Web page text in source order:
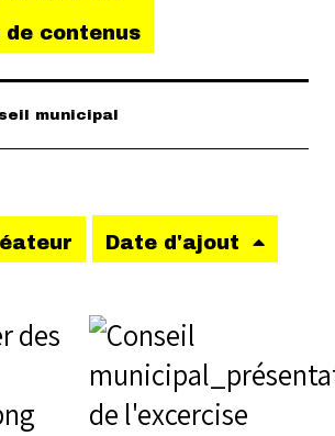
de contenus
municipal
Date d'ajout